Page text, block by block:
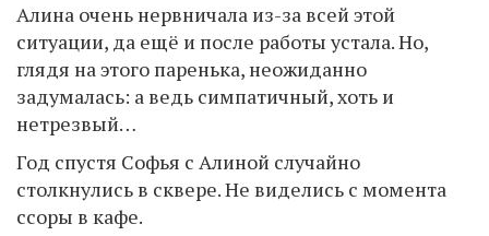
Алина очень нервничала из-за всей этой
ситуации, да ещё и после работы устала. Но,
глядя на этого паренька, неожиданно
задумалась: а ведь симпатичный, хоть и
нетрезвый…
Год спустя Софья с Алиной случайно
столкнулись в сквере. Не виделись с момента
ссоры в кафе.